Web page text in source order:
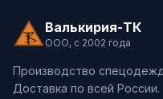
Валькирия-ТК
ООО, с 2002 года
Производство
Доставка по всей России.